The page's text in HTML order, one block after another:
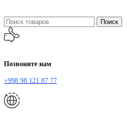
Поиск
Позвоните нам
+998 98 121 87 77